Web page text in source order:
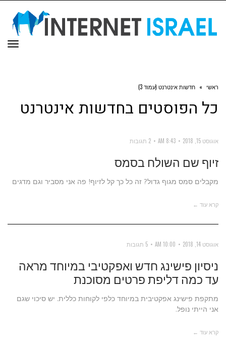
ראשי » חדשות אינטרנט (עמוד 3)
כל הפוסטים בחדשות אינטרנט
אוגוסט 15, 2018 8:43 AM 2 תגובות
זיוף שם השולח בסמס
מקבלים סמס מגוף גדול? זה כל כך קל לזיוף! פה אני מסביר וגם מדגים
קרא עוד ←
אוגוסט 14, 2018 10:00 AM 5 תגובות
ניסיון פישינג חדש ואפקטיבי במיוחד מראה
עד כמה דליפת פרטים מסוכנת
מתקפת פישינג אפקטיבית במיוחד כלפי לקוחות כללית. יש סיכוי שגם
אני הייתי נופל.
קרא עוד ←